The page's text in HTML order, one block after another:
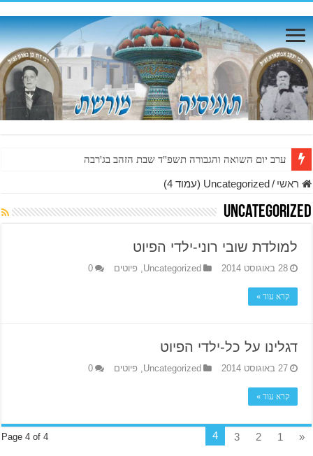
ערב יום השואה והגבורה תשפ"ד שבת הזהב בג'רבה
ראשי /Uncategorized (עמוד 4)
Uncategorized
למולדת שובי רוני-ילדי הפיוט
28 באוגוסט 2014 Uncategorized פיוטים 0
קרא עוד »
דגלינו על כל-ילדי הפיוט
27 באוגוסט 2014 Uncategorized פיוטים 0
קרא עוד »
Page 4 of 4 «
1
2
3
4